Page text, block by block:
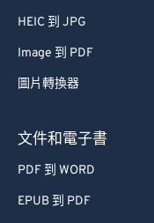
HEIC 到 JPG
Image 到 PDF
圖片轉換器
文件和電子書
PDF 到 WORD
EPUB 到 PDF